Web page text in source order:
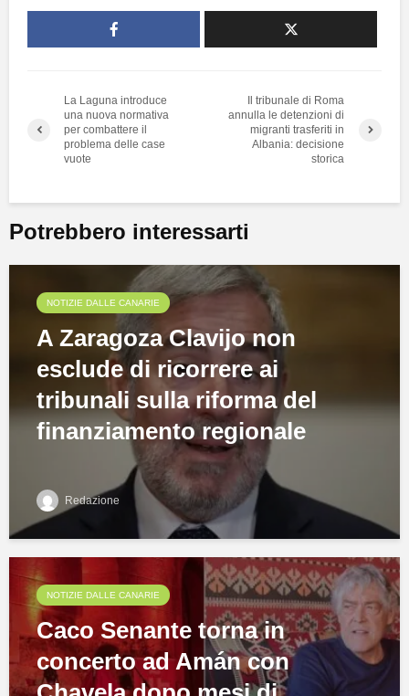
La Laguna introduce
una nuova normativa
per combattere il
problema delle case
vuote
Il tribunale di Roma
annulla le detenzioni di
migranti trasferiti in
Albania: decisione
storica
Potrebbero interessarti
NOTIZIE DALLE CANARIE
A Zaragoza Clavijo non
esclude di ricorrere ai
tribunali sulla riforma del
finanziamento regionale
Redazione
NOTIZIE DALLE CANARIE
Caco Senante torna in
concerto ad Amán con